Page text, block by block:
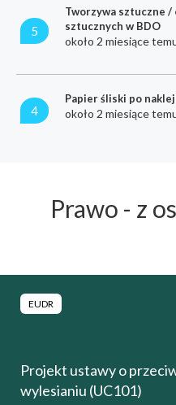
5
Tworzywa sztuczne /
sztucznych w BDO
około 2 miesiące
4
Papier śliski po
około 2 miesiące
Prawo - z
EUDR
Projekt ustawy o
wylesianiu (UC101)